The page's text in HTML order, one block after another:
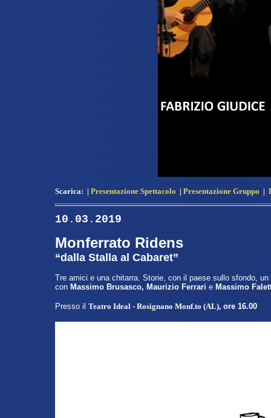
Scarica: | Presentazione Spettacolo | Presentazione Gruppo |
10.03.2019
Monferrato Ridens
“dalla Stalla al Cabaret”
Tre amici e una chitarra. Storie, con il paese sullo sfondo,
con Massimo Brusasco, Maurizio Ferrari e Massimo
Presso il Teatro Ideal - Rosignano Monf.to (AL), ore 16.00